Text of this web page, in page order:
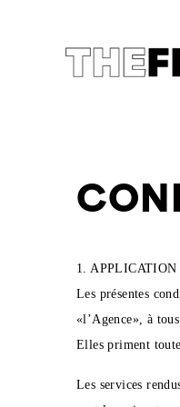
1. APPLICATION
Les présentes
«l’Agence», à
Elles priment
Les services